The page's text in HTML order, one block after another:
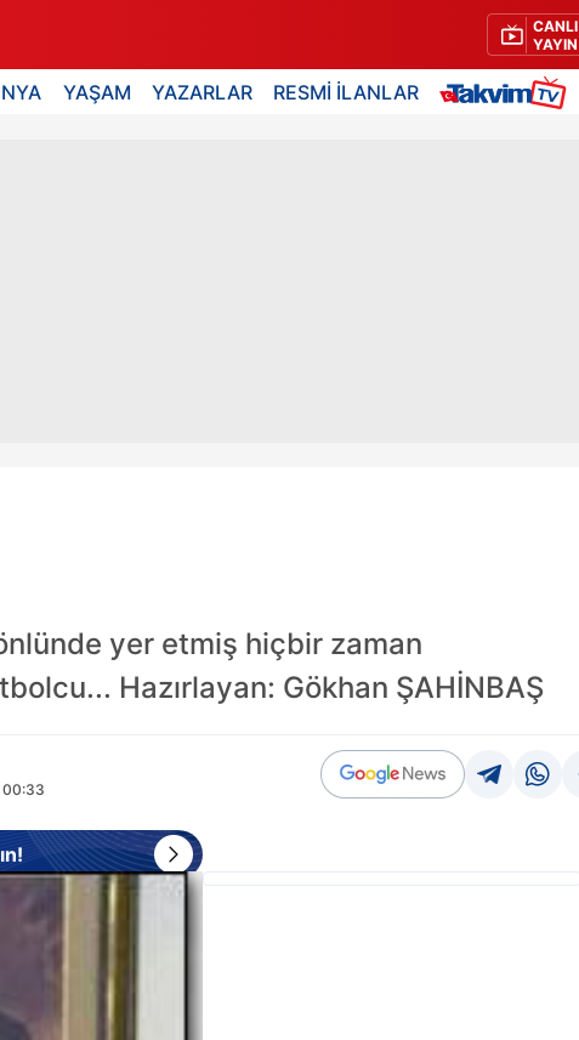
CANLI
YAYIN
YAŞAM YAZARLAR RESMİ İLANLAR
yer etmiş hiçbir zaman
Hazırlayan: Gökhan ŞAHİNBAŞ
00:33